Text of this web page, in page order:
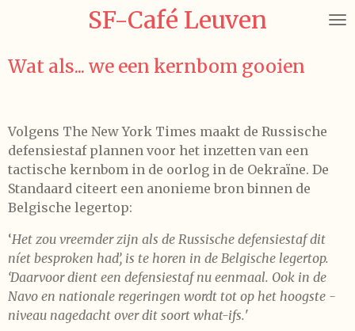
de
SF-Café Leuven
Wat als... we een kernbom gooien
Volgens The New York Times maakt de Russische
defensiestaf plannen voor het inzetten van een
tactische kernbom in de oorlog in de Oekraïne. De
Standaard citeert een anonieme bron binnen de
Belgische legertop:
‘Het zou vreemder zijn als de Russische defensiestaf dit
níet ­besproken had’, is te horen in de Belgische legertop.
‘Daarvoor dient een defensiestaf nu eenmaal. Ook in de
Navo en nationale regeringen wordt tot op het hoogste ­
niveau nagedacht over dit soort what-ifs.'